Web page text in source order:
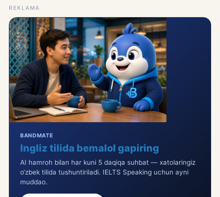
REKLAMA
BANDMATE
Ingliz tilida bemalol gapiring
AI hamroh bilan har kuni 5 daqiqa suhbat — xatolaringiz
o‘zbek tilida tushuntiriladi. IELTS Speaking uchun ayni
muddao.